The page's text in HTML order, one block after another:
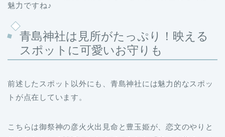
魅力ですね♪
青島神社は見所がたっぷり！映える
スポットに可愛いお守りも
前述したスポット以外にも、青島神社には魅力的なスポッ
トが点在しています。
こちらは御祭神の彦火火出見命と豊玉姫が、恋文のやりと